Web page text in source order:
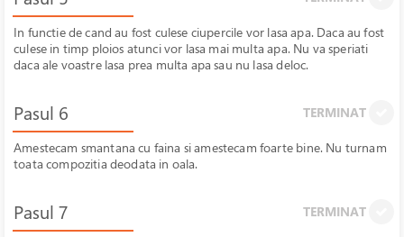
In functie de cand au fost culese ciupercile vor lasa apa. Daca au fost
culese in timp ploios atunci vor lasa mai multa apa. Nu va speriati
daca ale voastre lasa prea multa apa sau nu lasa deloc.
Pasul 6 TERMINAT
Amestecam smantana cu faina si amestecam foarte bine. Nu turnam
toata compozitia deodata in oala.
Pasul 7 TERMINAT